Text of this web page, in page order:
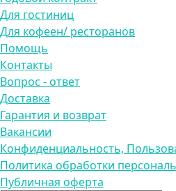
Для гостиниц
Для кофеен/ ресторанов
Помощь
Контакты
Вопрос - ответ
Доставка
Гарантия и возврат
Вакансии
Конфиденциальность,
Политика обработки
Публичная оферта